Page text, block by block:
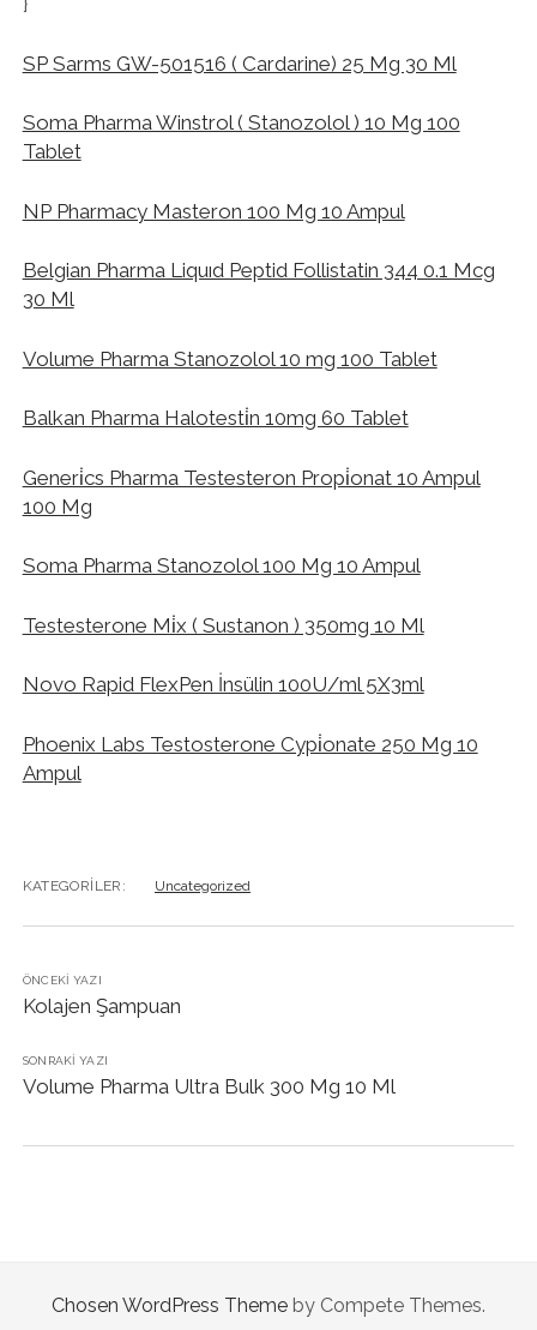
SP Sarms GW-501516 ( Cardarine) 25 Mg 30 Ml
Soma Pharma Winstrol ( Stanozolol ) 10 Mg 100
Tablet
NP Pharmacy Masteron 100 Mg 10 Ampul
Belgian Pharma Liquıd Peptid Follistatin 344 0.1 Mcg
30 Ml
Volume Pharma Stanozolol 10 mg 100 Tablet
Balkan Pharma Halotesti̇n 10mg 60 Tablet
Generi̇cs Pharma Testesteron Propi̇onat 10 Ampul
100 Mg
Soma Pharma Stanozolol 100 Mg 10 Ampul
Testesterone Mi̇x ( Sustanon ) 350mg 10 Ml
Novo Rapid FlexPen İnsülin 100U/ml 5X3ml
Phoenix Labs Testosterone Cypi̇onate 250 Mg 10
Ampul
KATEGORILER: Uncategorized
ÖNCEKI YAZI
Kolajen Şampuan
SONRAKI YAZI
Volume Pharma Ultra Bulk 300 Mg 10 Ml
Chosen WordPress Theme by Compete Themes.